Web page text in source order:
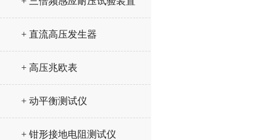
+ 直流高压发生器
+ 高压兆欧表
+ 动平衡测试仪
+ 钳形接地电阻测试仪